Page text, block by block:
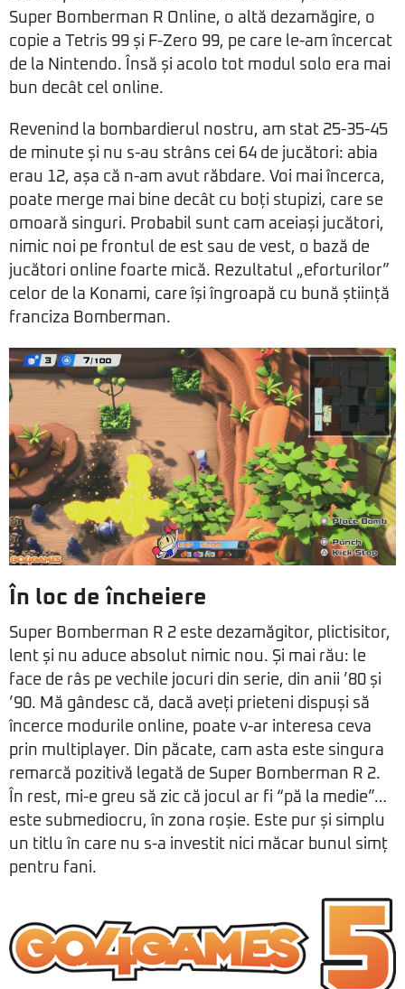
Super Bomberman R Online, o altă dezamăgire, o
copie a Tetris 99 și F-Zero 99, pe care le-am încercat
de la Nintendo. Însă și acolo tot modul solo era mai
bun decât cel online.
Revenind la bombardierul nostru, am stat 25-35-45
de minute și nu s-au strâns cei 64 de jucători: abia
erau 12, așa că n-am avut răbdare. Voi mai încerca,
poate merge mai bine decât cu boți stupizi, care se
omoară singuri. Probabil sunt cam aceiași jucători,
nimic noi pe frontul de est sau de vest, o bază de
jucători online foarte mică. Rezultatul „eforturilor”
celor de la Konami, care își îngroapă cu bună știință
franciza Bomberman.
În loc de încheiere
Super Bomberman R 2 este dezamăgitor, plictisitor,
lent și nu aduce absolut nimic nou. Și mai rău: le
face de râs pe vechile jocuri din serie, din anii ’80 și
’90. Mă gândesc că, dacă aveți prieteni dispuși să
încerce modurile online, poate v-ar interesa ceva
prin multiplayer. Din păcate, cam asta este singura
remarcă pozitivă legată de Super Bomberman R 2.
În rest, mi-e greu să zic că jocul ar fi “pă la medie”…
este submediocru, în zona roșie. Este pur și simplu
un titlu în care nu s-a investit nici măcar bunul simț
pentru fani.